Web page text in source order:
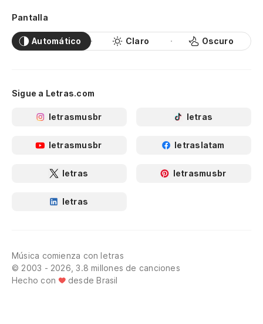
Pantalla
Automático Claro Oscuro
Sigue a Letras.com
letrasmusbr letras
letrasmusbr letraslatam
letras letrasmusbr
letras
Música comienza con letras
© 2003 - 2026, 3.8 millones de canciones
Hecho con
desde Brasil